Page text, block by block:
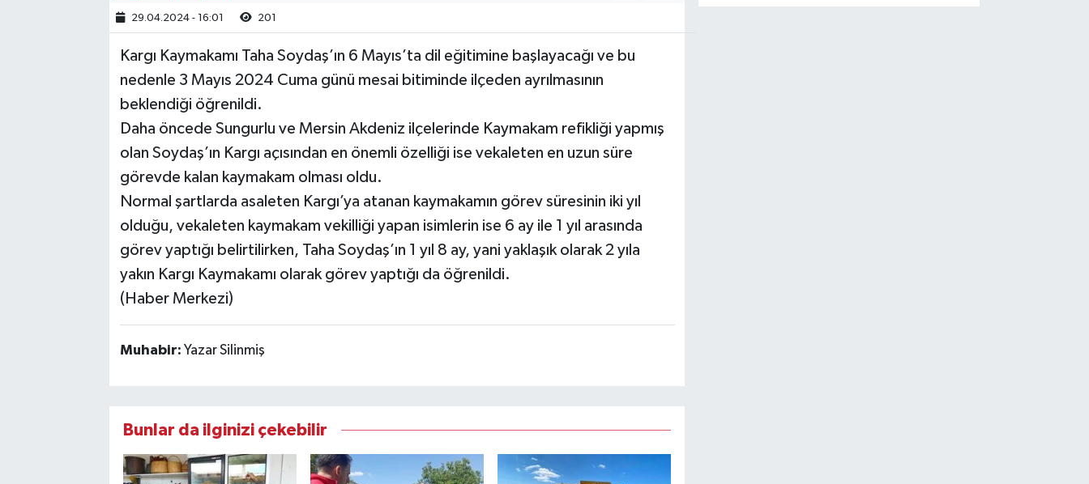
29.04.2024 - 16:01 201
Kargı Kaymakamı Taha Soydaş’ın 6 Mayıs’ta dil eğitimine başlayacağı ve bu
nedenle 3 Mayıs 2024 Cuma günü mesai bitiminde ilçeden ayrılmasının
beklendiği öğrenildi.
Daha öncede Sungurlu ve Mersin Akdeniz ilçelerinde Kaymakam refikliği yapmış
olan Soydaş’ın Kargı açısından en önemli özelliği ise vekaleten en uzun süre
görevde kalan kaymakam olması oldu.
Normal şartlarda asaleten Kargı’ya atanan kaymakamın görev süresinin iki yıl
olduğu, vekaleten kaymakam vekilliği yapan isimlerin ise 6 ay ile 1 yıl arasında
görev yaptığı belirtilirken, Taha Soydaş’ın 1 yıl 8 ay, yani yaklaşık olarak 2 yıla
yakın Kargı Kaymakamı olarak görev yaptığı da öğrenildi.
(Haber Merkezi)
Muhabir: Yazar Silinmiş
Bunlar da ilginizi çekebilir